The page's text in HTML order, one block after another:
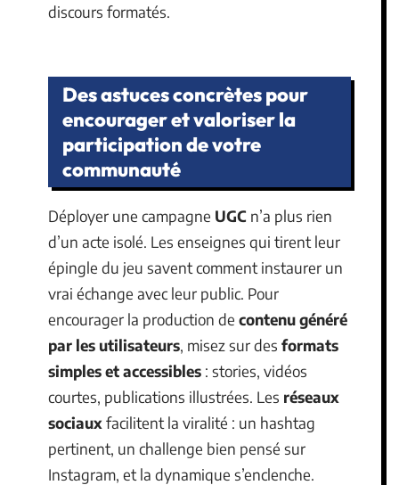
discours formatés.
Des astuces concrètes pour
encourager et valoriser la
participation de votre
communauté
Déployer une campagne UGC n’a plus rien
d’un acte isolé. Les enseignes qui tirent leur
épingle du jeu savent comment instaurer un
vrai échange avec leur public. Pour
encourager la production de contenu généré
par les utilisateurs, misez sur des formats
simples et accessibles : stories, vidéos
courtes, publications illustrées. Les réseaux
sociauxfacilitent la viralité : un hashtag
pertinent, un challenge bien pensé sur
Instagram, et la dynamique s’enclenche.